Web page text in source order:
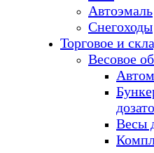
Автоэмаль
Снегоходы
Торговое и
Весовое
Весы